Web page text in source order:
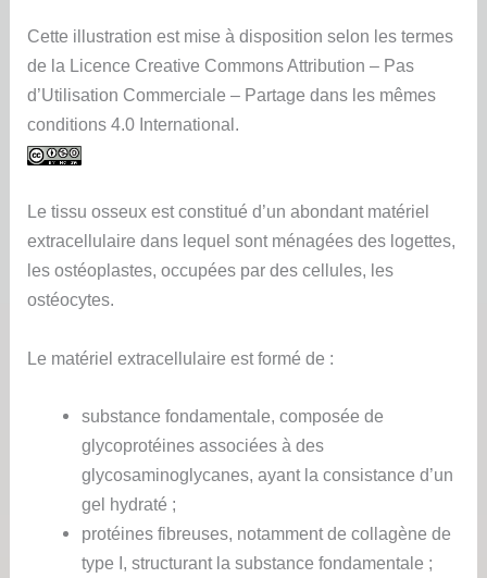
Cette illustration est mise à disposition selon les termes
de la Licence Creative Commons Attribution – Pas
d’Utilisation Commerciale – Partage dans les mêmes
conditions 4.0 International.
Le tissu osseux est constitué d’un abondant matériel
extracellulaire dans lequel sont ménagées des logettes,
les ostéoplastes, occupées par des cellules, les
ostéocytes.
Le matériel extracellulaire est formé de :
substance fondamentale, composée de
glycoprotéines associées à des
glycosaminoglycanes, ayant la consistance d’un
gel hydraté ;
protéines fibreuses, notamment de collagène de
type I, structurant la substance fondamentale ;